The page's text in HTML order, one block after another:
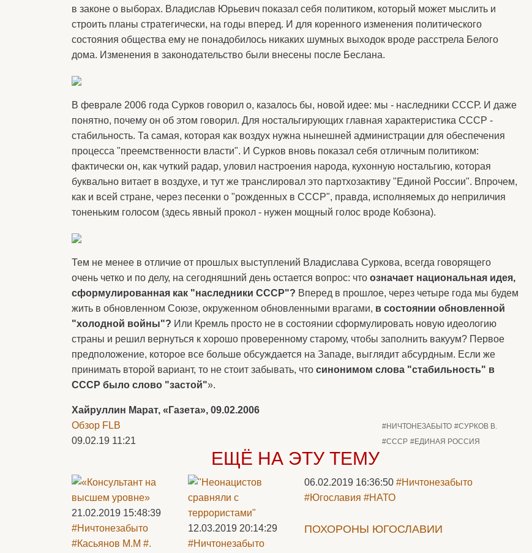
в законе о выборах. Владислав Юрьевич показал себя политиком, который может мыслить и
строить планы стратегически, на годы вперед. И для коренного изменения политического
состояния общества ему не понадобилось никаких шумных выходок вроде расстрела Белого
дома. Изменения в законодательство были внесены после Беслана.
В феврале 2006 года Сурков говорил о, казалось бы, новой идее: мы - наследники СССР. И даже
понятно, почему он об этом говорил. Для ностальгирующих главная характеристика СССР -
стабильность. Та самая, которая как воздух нужна нынешней администрации для обеспечения
процесса "преемственности власти". И Сурков вновь показал себя отличным политиком:
фактически он, как чуткий радар, уловил настроения народа, кухонную ностальгию, которая
буквально витает в воздухе, и тут же транслировал это партхозактиву "Единой России". Впрочем,
как и всей стране, через песенки о "рожденных в СССР", правда, исполняемых до неприличия
тоненьким голосом (здесь явный прокол - нужен мощный голос вроде Кобзона).
Тем не менее в отличие от прошлых выступлений Владислава Суркова, всегда говорящего
очень четко и по делу, на сегодняшний день остается вопрос: что означает национальная идея,
сформулированная как "наследники СССР"? Вперед в прошлое, через четыре года мы будем
жить в обновленном Союзе, окруженном обновленными врагами, в состоянии обновленной
"холодной войны"? Или Кремль просто не в состоянии сформулировать новую идеологию
страны и решил вернуться к хорошо проверенному старому, чтобы заполнить вакуум? Первое
предположение, которое все больше обсуждается на Западе, выглядит абсурдным. Если же
принимать второй вариант, то не стоит забывать, что синонимом слова "стабильность" в
СССР было слово "застой"».
Хайруллин Марат, «Газета», 09.02.2006
Обзор FLB
09.02.19 11:21
#НИЧТОНЕЗАБЫТО #СУРКОВ В.
#СССР #ЕДИНАЯ РОССИЯ
ЕЩЁ НА ЭТУ ТЕМУ
21.02.2019 15:48:39
#Ничтонезабыто
#Касьянов М.М #.
12.03.2019 20:14:29
#Ничтонезабыто
06.02.2019 16:36:50 #Ничтонезабыто
#Югославия #НАТО
ПОХОРОНЫ ЮГОСЛАВИИ